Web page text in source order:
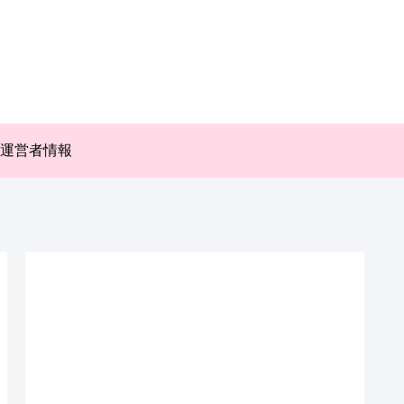
運営者情報